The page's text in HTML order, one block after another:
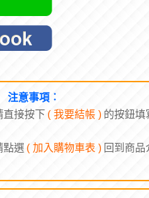
注意事項︰
直接按下 ( 我要結帳 ) 的按鈕填
點選 ( 加入購物車表 ) 回到商品